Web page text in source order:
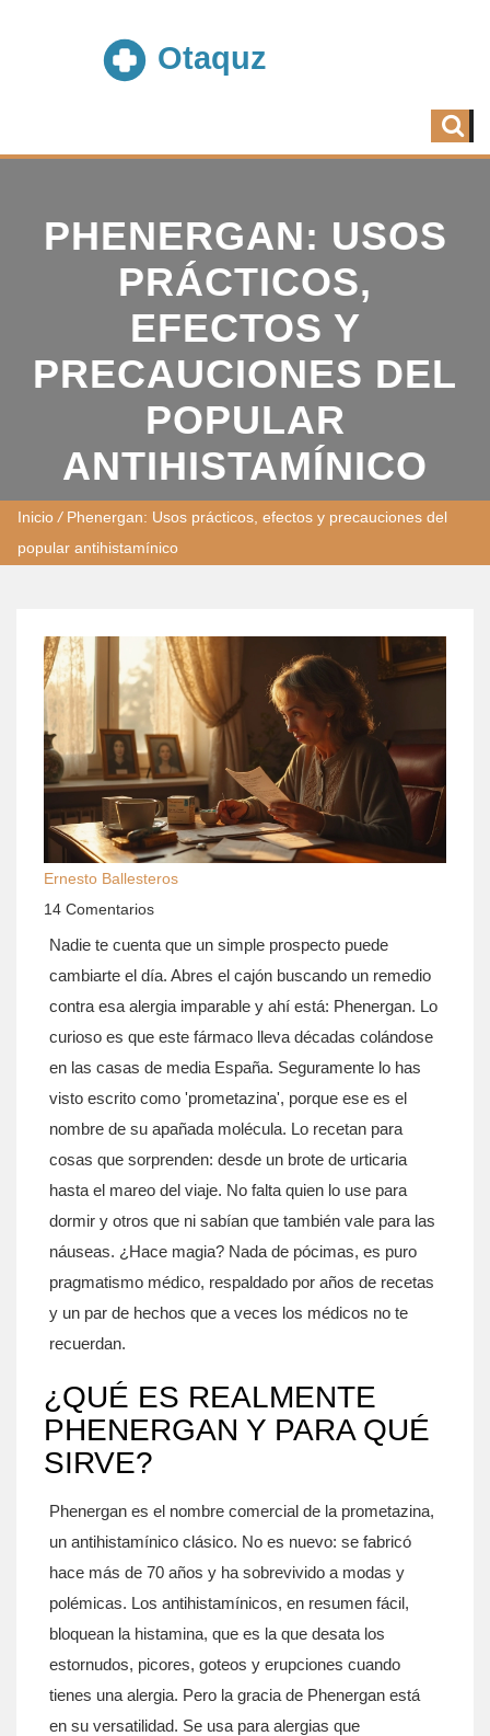
PHENERGAN: USOS
PRÁCTICOS,
EFECTOS Y
PRECAUCIONES DEL
POPULAR
ANTIHISTAMÍNICO
Inicio / Phenergan: Usos prácticos, efectos y precauciones del
popular antihistamínico
Ernesto Ballesteros
14 Comentarios
Nadie te cuenta que un simple prospecto puede
cambiarte el día. Abres el cajón buscando un remedio
contra esa alergia imparable y ahí está: Phenergan. Lo
curioso es que este fármaco lleva décadas colándose
en las casas de media España. Seguramente lo has
visto escrito como 'prometazina', porque ese es el
nombre de su apañada molécula. Lo recetan para
cosas que sorprenden: desde un brote de urticaria
hasta el mareo del viaje. No falta quien lo use para
dormir y otros que ni sabían que también vale para las
náuseas. ¿Hace magia? Nada de pócimas, es puro
pragmatismo médico, respaldado por años de recetas
y un par de hechos que a veces los médicos no te
recuerdan.
¿QUÉ ES REALMENTE
PHENERGAN Y PARA QUÉ
SIRVE?
Phenergan es el nombre comercial de la prometazina,
un antihistamínico clásico. No es nuevo: se fabricó
hace más de 70 años y ha sobrevivido a modas y
polémicas. Los antihistamínicos, en resumen fácil,
bloquean la histamina, que es la que desata los
estornudos, picores, goteos y erupciones cuando
tienes una alergia. Pero la gracia de Phenergan está
en su versatilidad. Se usa para alergias que